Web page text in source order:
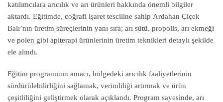
katılımcılara arıcılık ve arı ürünleri hakkında önemli bilgiler
aktardı. Eğitimde, coğrafi işaret tesciline sahip Ardahan Çiçek
Balı’nın üretim süreçlerinin yanı sıra; arı sütü, propolis, arı ekmeği
ve polen gibi apiterapi ürünlerinin üretim teknikleri detaylı şekilde
ele alındı.
Eğitim programının amacı, bölgedeki arıcılık faaliyetlerinin
sürdürülebilirliğini sağlamak, verimliliği artırmak ve ürün
çeşitliliğini geliştirmek olarak açıklandı. Program sayesinde, arı